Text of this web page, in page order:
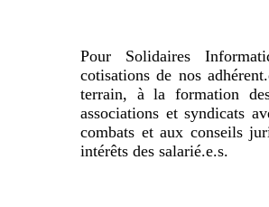
Pour Solidaires
cotisations de nos
terrain, à la formation
associations et syndicats
combats et aux conseils
intérêts des salarié.e.s.